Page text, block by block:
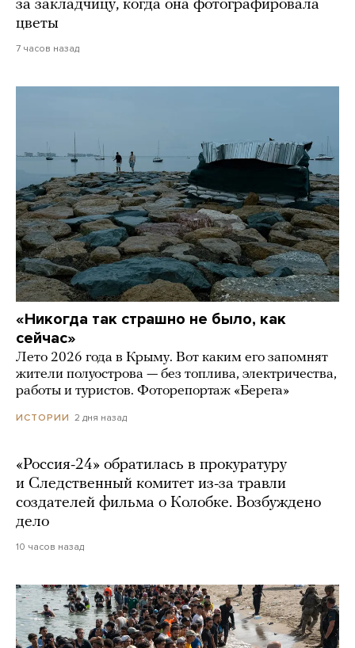
за закладчицу, когда она фотографировала
цветы
7 часов назад
«Никогда так страшно не было, как
сейчас»
Лето 2026 года в Крыму. Вот каким его запомнят
жители полуострова — без топлива, электричества,
работы и туристов. Фоторепортаж «Берега»
ИСТОРИИ 2 дня назад
«Россия-24» обратилась в прокуратуру
и Следственный комитет из-за травли
создателей фильма о Колобке. Возбуждено
дело
10 часов назад